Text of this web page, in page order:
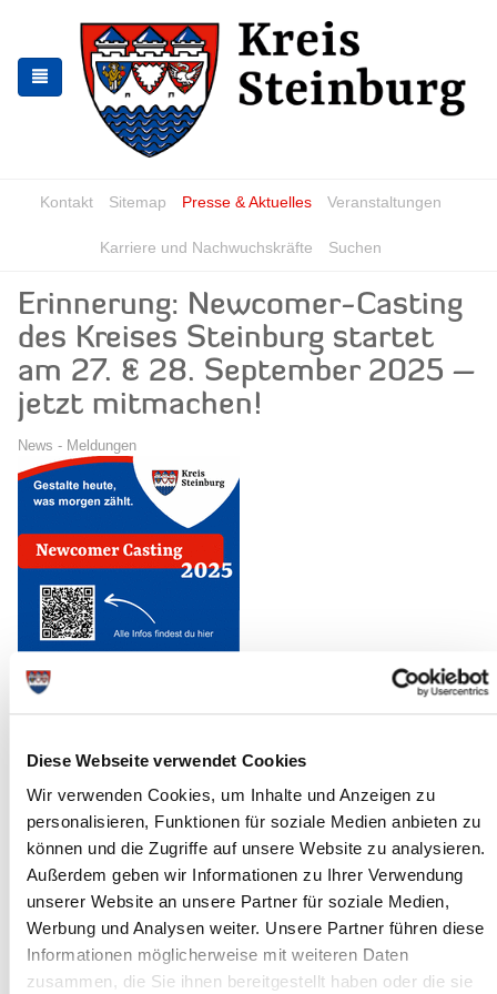
Diese Webseite verwendet Cookies
Wir verwenden Cookies, um Inhalte und Anzeigen zu
personalisieren, Funktionen für soziale Medien anbieten zu
können und die Zugriffe auf unsere Website zu analysieren.
Außerdem geben wir Informationen zu Ihrer Verwendung
unserer Website an unsere Partner für soziale Medien,
Werbung und Analysen weiter. Unsere Partner führen diese
Informationen möglicherweise mit weiteren Daten
zusammen, die Sie ihnen bereitgestellt haben oder die sie
springen
springen
Kontakt Sitemap Presse & Aktuelles Veranstaltungen
Karriere und Nachwuchskräfte Suchen
Erinnerung: Newcomer-Casting
des Kreises Steinburg startet
am 27. & 28. September 2025 –
jetzt mitmachen!
News - Meldungen
Newcomer Casting Kreis Steinburg
26.08.2025: Der Countdown läuft: am 27. und 28. September
2025 startet das Newcomer- Casting des Kreises Steinburg und
geht damit in die erste Runde eines neuen, innovativen
Bewerbungsverfahrens. Bereits in der Pressemitteilung vom
30.06.2025 wurde darüber informiert.
Mit dem Casting beschreitet der Kreis Steinburg bewusst neue